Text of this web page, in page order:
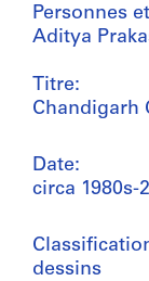
Personnes
Aditya
Titre:
Chandigarh
Date:
circa 1980s-
dessins